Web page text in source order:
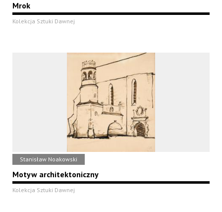
Mrok
Kolekcja Sztuki Dawnej
Stanisław Noakowski
Motyw architektoniczny
Kolekcja Sztuki Dawnej